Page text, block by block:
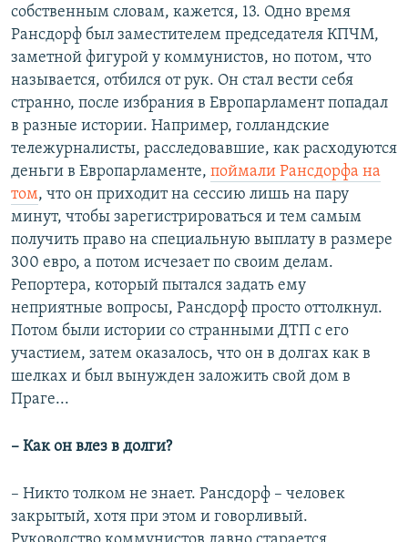
собственным словам, кажется, 13. Одно время
Рансдорф был заместителем председателя КПЧМ,
заметной фигурой у коммунистов, но потом, что
называется, отбился от рук. Он стал вести себя
странно, после избрания в Европарламент попадал
в разные истории. Например, голландские
тележурналисты, расследовавшие, как расходуются
деньги в Европарламенте, поймали Рансдорфа на
том, что он приходит на сессию лишь на пару
минут, чтобы зарегистрироваться и тем самым
получить право на специальную выплату в размере
300 евро, а потом исчезает по своим делам.
Репортера, который пытался задать ему
неприятные вопросы, Рансдорф просто оттолкнул.
Потом были истории со странными ДТП с его
участием, затем оказалось, что он в долгах как в
шелках и был вынужден заложить свой дом в
Праге...
– Как он влез в долги?
– Никто толком не знает. Рансдорф – человек
закрытый, хотя при этом и говорливый.